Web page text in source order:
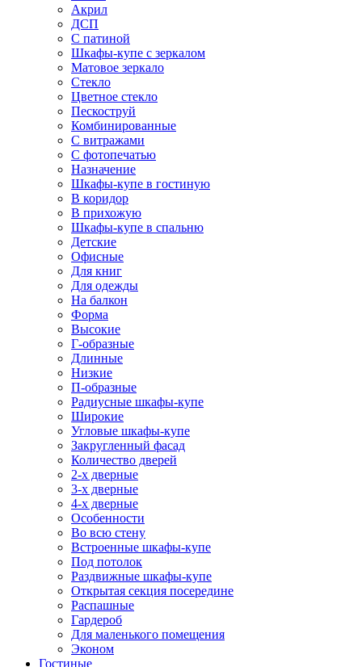
Акрил
ДСП
С патиной
Шкафы-купе с зеркалом
Матовое зеркало
Стекло
Цветное стекло
Пескоструй
Комбинированные
С витражами
С фотопечатью
Назначение
Шкафы-купе в гостиную
В коридор
В прихожую
Шкафы-купе в спальню
Детские
Офисные
Для книг
Для одежды
На балкон
Форма
Высокие
Г-образные
Длинные
Низкие
П-образные
Радиусные шкафы-купе
Широкие
Угловые шкафы-купе
Закругленный фасад
Количество дверей
2-х дверные
3-х дверные
4-х дверные
Особенности
Во всю стену
Встроенные шкафы-купе
Под потолок
Раздвижные шкафы-купе
Открытая секция посередине
Распашные
Гардероб
Для маленького помещения
Эконом
Гостиные